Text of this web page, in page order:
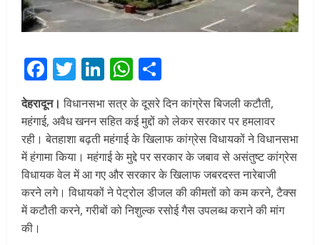
Facebook
Twitter
LinkedIn
WhatsApp
देहरादून। विधानसभा सत्र के दूसरे दिन कांग्रेस बिजली कटौती,
महंगाई, अवैध खनन सहित कई मुद्दों को लेकर सरकार पर हमलावर
रही। बेतहाशा बढ़ती महंगाई के खिलाफ कांग्रेस विधायकों ने विधानसभा
में हंगामा किया। महंगाई के मुद्दे पर सरकार के जबाव से असंतुष्ट कांग्रेस
विधायक वेल में आ गए और सरकार के खिलाफ जबरदस्त नारेबाजी
करने लगे। विधायकों ने पेट्रोल डीजल की कीमतों को कम करने, टैक्स
में कटौती करने, गरीबों को निशुल्क रसोई गैस उपलब्ध कराने की मांग
की।